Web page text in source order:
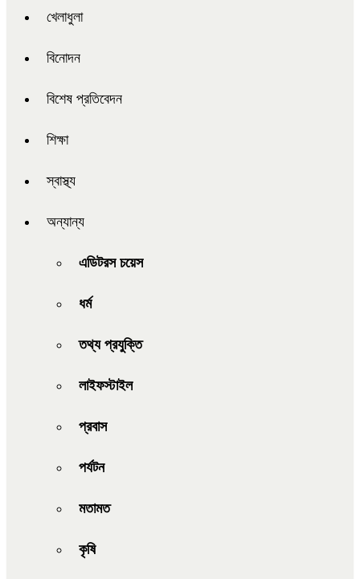
খেলাধুলা
বিনোদন
বিশেষ প্রতিবেদন
শিক্ষা
স্বাস্থ্য
অন্যান্য
এডিটরস চয়েস
ধর্ম
তথ্য প্রযুক্তি
লাইফস্টাইল
প্রবাস
পর্যটন
মতামত
কৃষি